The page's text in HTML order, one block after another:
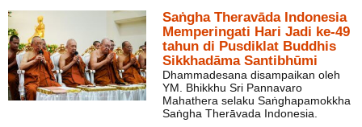
Saṅgha Theravāda Indonesia
Memperingati Hari Jadi ke-49
tahun di Pusdiklat Buddhis
Sikkhadāma Santibhūmi
Dhammadesana disampaikan oleh
YM. Bhikkhu Sri Pannavaro
Mahathera selaku Saṅghapamokkha
Saṅgha Therāvada Indonesia.